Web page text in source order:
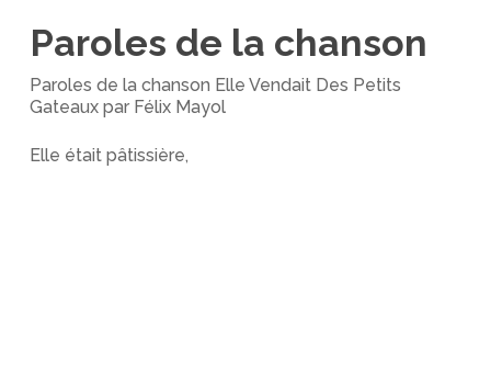
Paroles de la chanson
Paroles de la chanson Elle Vendait Des Petits
Gateaux par Félix Mayol
Elle était pâtissière,